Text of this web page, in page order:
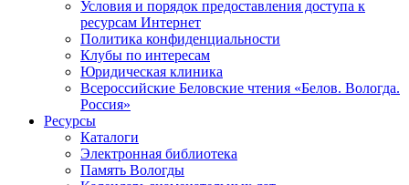
Условия и порядок предоставления доступа к
ресурсам Интернет
Политика конфиденциальности
Клубы по интересам
Юридическая клиника
Всероссийские Беловские чтения «Белов. Вологда.
Россия»
Ресурсы
Каталоги
Электронная библиотека
Память Вологды